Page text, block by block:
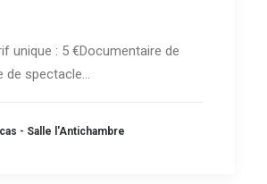
unique : 5 €Documentaire de
de spectacle…
- Salle l'Antichambre